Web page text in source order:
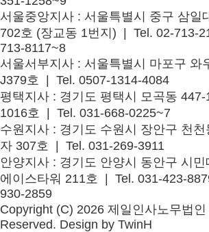
서울중앙지사 : 서울특별시 중구 삼일
702호 (장교동 1번지) | Tel. 02-713-
713-8117~8
서울서부지사 : 서울특별시 마포구 와
J379호 | Tel. 0507-1314-4084
평택지사 : 경기도 평택시 모곡동
1016호 | Tel. 031-668-0225~7
수원지사 : 경기도 수원시 장안구 천
자 307호 | Tel. 031-269-3911
안양지사 : 경기도 안양시 동안구 시
에이스타워 211호 | Tel. 031-423-
930-2859
Copyright (C) 2026 제일인사노무법
Reserved. Design by TwinH